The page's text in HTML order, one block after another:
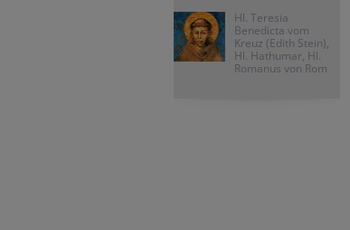
Hl. Teresia
Benedicta vom
Kreuz (Edith Stein),
Hl. Hathumar, Hl.
Romanus von Rom